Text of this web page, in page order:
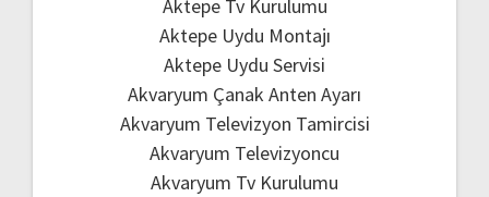
Aktepe Tv Kurulumu
Aktepe Uydu Montajı
Aktepe Uydu Servisi
Akvaryum Çanak Anten Ayarı
Akvaryum Televizyon Tamircisi
Akvaryum Televizyoncu
Akvaryum Tv Kurulumu